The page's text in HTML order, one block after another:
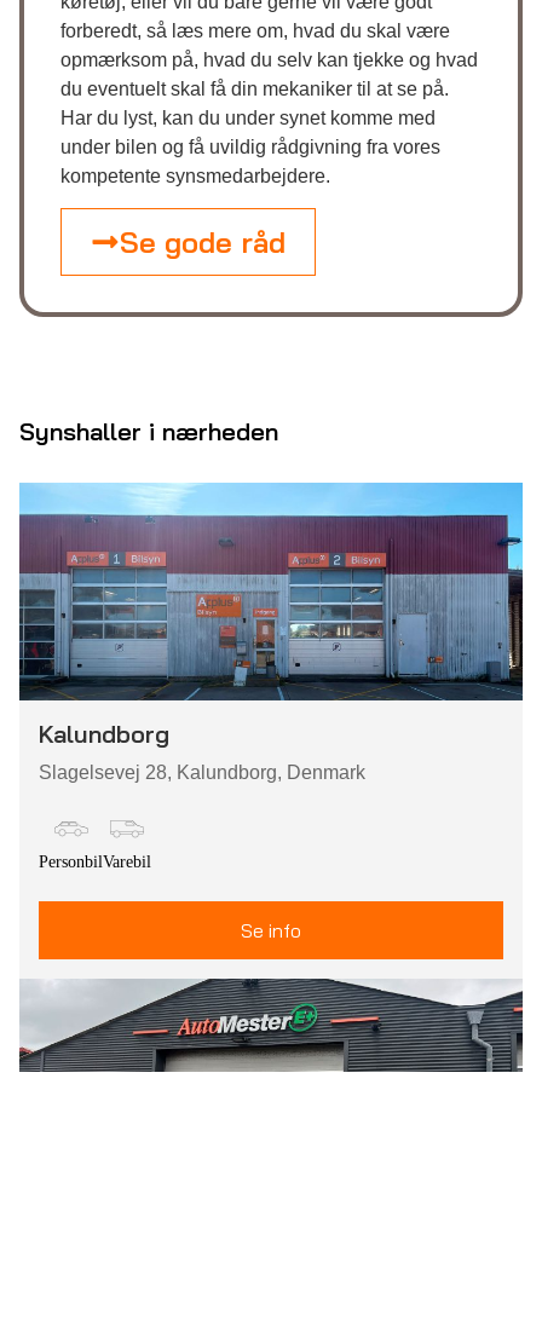
forberedt, så læs mere om, hvad du skal være
opmærksom på, hvad du selv kan tjekke og hvad
du eventuelt skal få din mekaniker til at se på.
Har du lyst, kan du under synet komme med
under bilen og få uvildig rådgivning fra vores
kompetente synsmedarbejdere.
Se gode råd
Synshaller i nærheden
Kalundborg
Slagelsevej 28, Kalundborg, Denmark
PersonbilVarebil
Se info